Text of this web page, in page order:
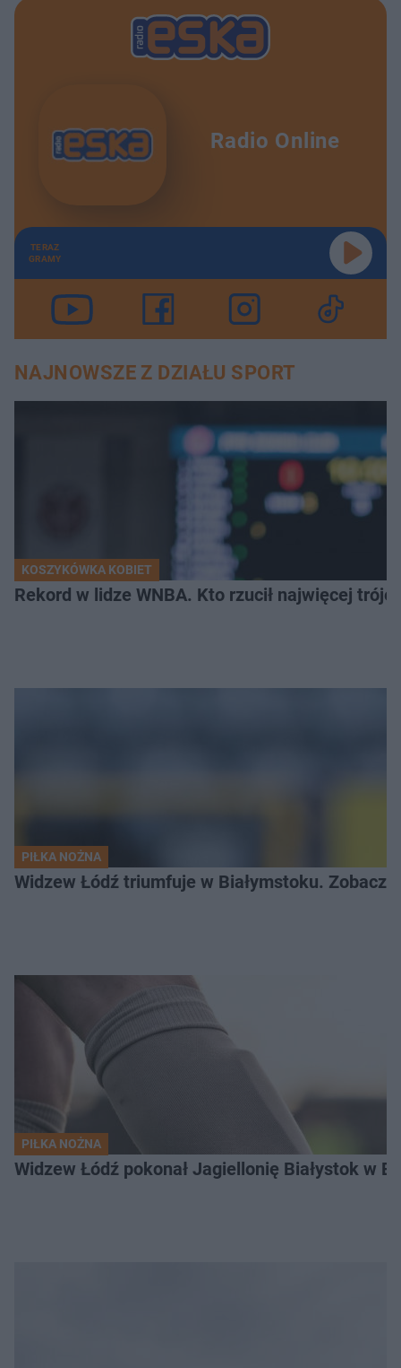
Radio Online
TERAZ
GRAMY
NAJNOWSZE Z DZIAŁU SPORT
KOSZYKÓWKA KOBIET
Rekord w lidze WNBA. Kto rzucił najwięcej
PIŁKA NOŻNA
Widzew Łódź triumfuje w Białymstoku. Zobacz
PIŁKA NOŻNA
Widzew Łódź pokonał Jagiellonię Białystok w